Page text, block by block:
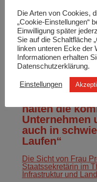
Leipzig GmbH und
Leipziger
mbH (22):
Bedingungen
Hier die
Unternehmen e.V.
halten die
Unternehmen
auch in
Laufen“
Die Sicht von Frau
Staatssekretärin im
Infrastruktur und
Die Arten von Cookies,
„Cookie-Einstellungen“
Einwilligung später
Sie auf die Schaltfläche
linken unteren Ecke der
Informationen erhalten
Datenschutzerklärung.
Einstellungen